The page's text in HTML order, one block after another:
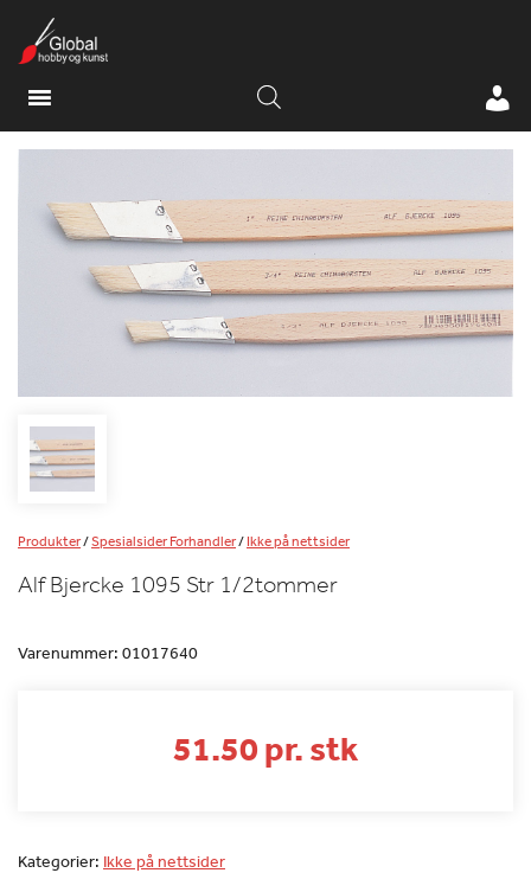
Produkter/Spesialsider Forhandler/Ikke på nettsider
Alf Bjercke 1095 Str 1/2tommer
Varenummer: 01017640
51.50 pr. stk
Kategorier: Ikke på nettsider